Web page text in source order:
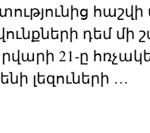
դեմ մի
21-ը
լեզուների …